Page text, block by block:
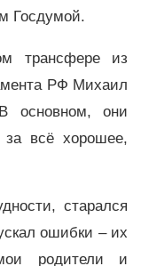
Госдумой.
трансфере из
РФ Михаил
основном, они
всё хорошее,
старался
ошибки – их
родители и